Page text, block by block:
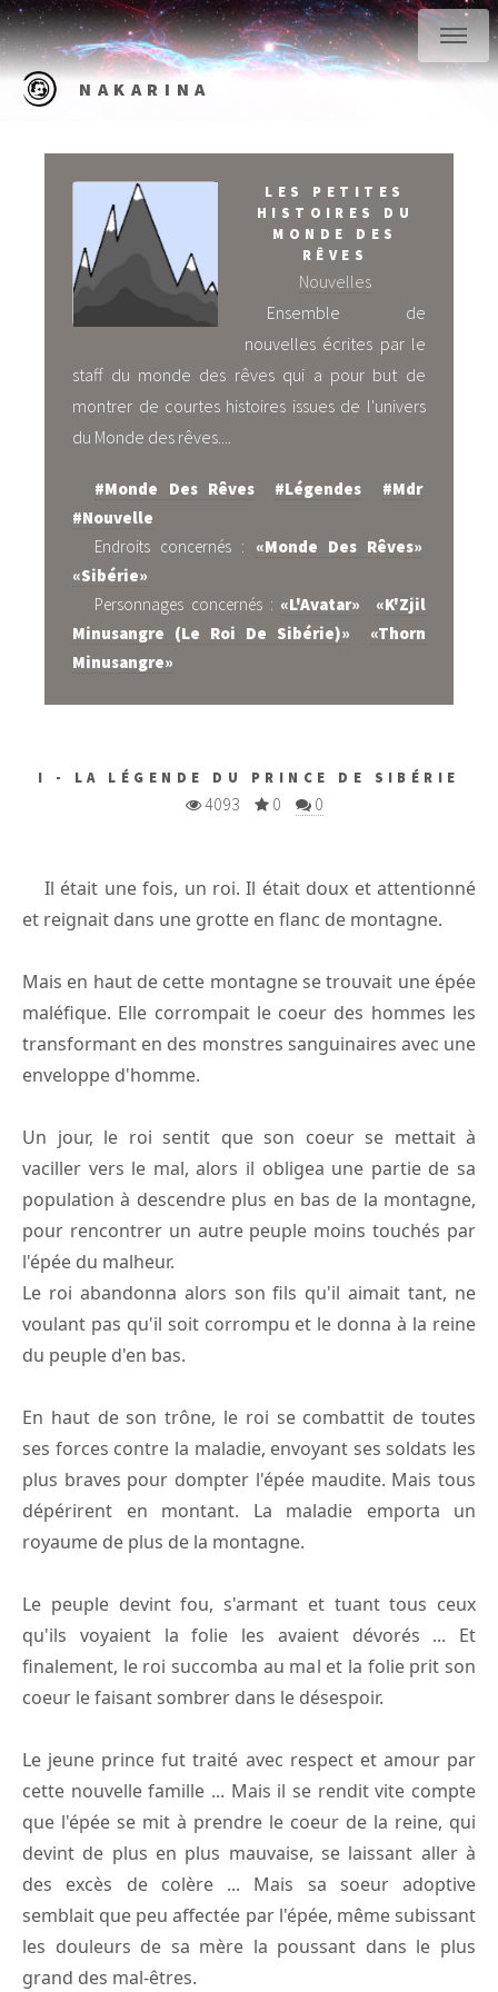
NAKARINA
LES PETITES
HISTOIRES DU
MONDE DES
RÊVES
Nouvelles
Ensemble de
nouvelles écrites par le
staff du monde des rêves qui a pour but de
montrer de courtes histoires issues de l'univers
du Monde des rêves....
#Monde Des Rêves #Légendes
#Mdr
#Nouvelle
Endroits concernés : «Monde Des Rêves»
«Sibérie»
Personnages concernés : «L'Avatar»
«K'Zjil
Minusangre (Le Roi De Sibérie)»
«Thorn
Minusangre»
I - LA LÉGENDE DU PRINCE DE SIBÉRIE
4093 0 0
Il était une fois, un roi. Il était doux et attentionné
et reignait dans une grotte en flanc de montagne.
Mais en haut de cette montagne se trouvait une épée
maléfique. Elle corrompait le coeur des hommes les
transformant en des monstres sanguinaires avec une
enveloppe d'homme.
Un jour, le roi sentit que son coeur se mettait à
vaciller vers le mal, alors il obligea une partie de sa
population à descendre plus en bas de la montagne,
pour rencontrer un autre peuple moins touchés par
l'épée du malheur.
Le roi abandonna alors son fils qu'il aimait tant, ne
voulant pas qu'il soit corrompu et le donna à la reine
du peuple d'en bas.
En haut de son trône, le roi se combattit de toutes
ses forces contre la maladie, envoyant ses soldats les
plus braves pour dompter l'épée maudite. Mais tous
dépérirent en montant. La maladie emporta un
royaume de plus de la montagne.
Le peuple devint fou, s'armant et tuant tous ceux
qu'ils voyaient la folie les avaient dévorés ... Et
finalement, le roi succomba au mal et la folie prit son
coeur le faisant sombrer dans le désespoir.
Le jeune prince fut traité avec respect et amour par
cette nouvelle famille ... Mais il se rendit vite compte
que l'épée se mit à prendre le coeur de la reine, qui
devint de plus en plus mauvaise, se laissant aller à
des excès de colère ... Mais sa soeur adoptive
semblait que peu affectée par l'épée, même subissant
les douleurs de sa mère la poussant dans le plus
grand des mal-êtres.